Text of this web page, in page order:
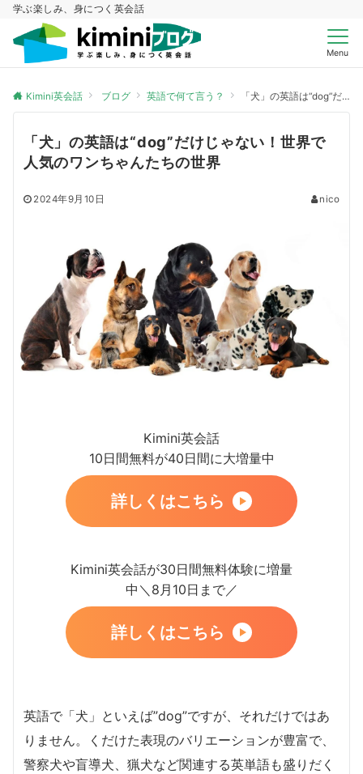
学ぶ楽しみ、身につく英会話
Menu
Kimini英会話 ブログ 英語で何て言う？ 「犬」の英語は“dog”だけじゃない！世界で人気のワンちゃんたちの世界
「犬」の英語は“dog”だけじゃない！世界で
人気のワンちゃんたちの世界
2024年9月10日 nico
Kimini英会話
10日間無料が40日間に大増量中
詳しくはこちら
Kimini英会話が30日間無料体験に増量
中＼8月10日まで／
詳しくはこちら
英語で「犬」といえば”dog”ですが、それだけではあ
りません。くだけた表現のバリエーションが豊富で、
警察犬や盲導犬、猟犬など関連する英単語も盛りだく